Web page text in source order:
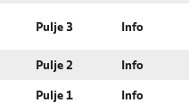
Pulje 3 Info
Pulje 2 Info
Pulje 1 Info